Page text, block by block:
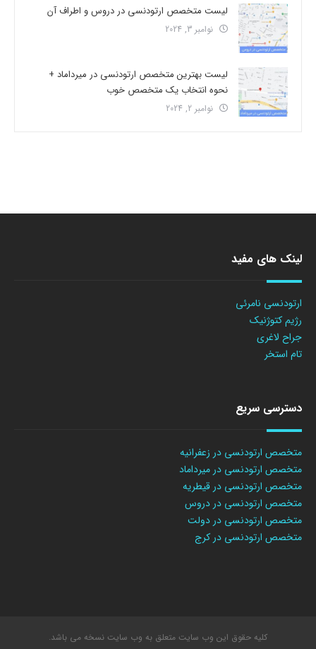
لیست متخصص ارتودنسی در دروس و اطراف آن
نوامبر 3, 2024
لیست بهترین متخصص ارتودنسی در میرداماد +
نحوه انتخاب یک متخصص خوب
نوامبر 2, 2024
لینک های مفید
ارتودنسی نامرئی
رژیم کتوژنیک
جراح لاغری
تام استخر
دسترسی سریع
متخصص ارتودنسی در زعفرانیه
متخصص ارتودنسی در میرداماد
متخصص ارتودنسی در قیطریه
متخصص ارتودنسی در دروس
متخصص ارتودنسی در دولت
متخصص ارتودنسی در کرج
کلیه حقوق این وب سایت متعلق به وب سایت نسخه می باشد.